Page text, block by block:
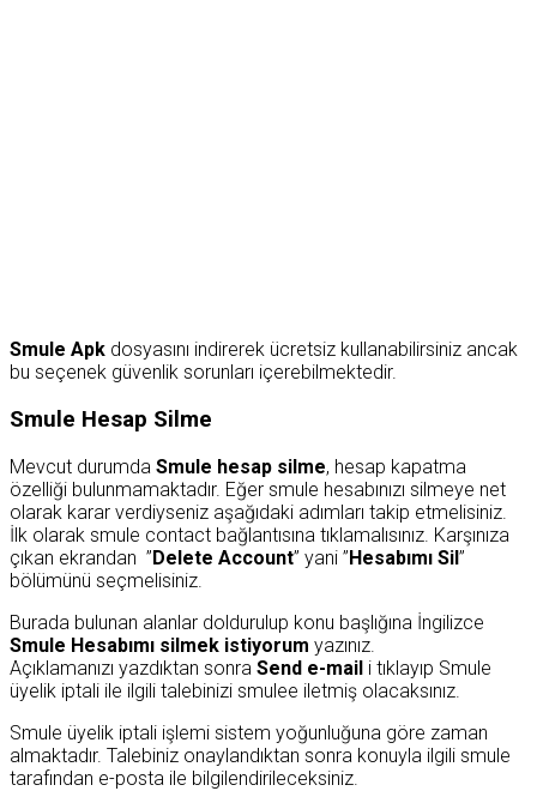
Smule Apk dosyasını indirerek ücretsiz kullanabilirsiniz ancak
bu seçenek güvenlik sorunları içerebilmektedir.
Smule Hesap Silme
Mevcut durumda Smule hesap silme, hesap kapatma
özelliği bulunmamaktadır. Eğer smule hesabınızı silmeye net
olarak karar verdiyseniz aşağıdaki adımları takip etmelisiniz.
İlk olarak smule contact bağlantısına tıklamalısınız. Karşınıza
çıkan ekrandan ”Delete Account” yani ”Hesabımı Sil”
bölümünü seçmelisiniz.
Burada bulunan alanlar doldurulup konu başlığına İngilizce
Smule Hesabımı silmek istiyorum yazınız.
Açıklamanızı yazdıktan sonra Send e-mail i tıklayıp Smule
üyelik iptali ile ilgili talebinizi smulee iletmiş olacaksınız.
Smule üyelik iptali işlemi sistem yoğunluğuna göre zaman
almaktadır. Talebiniz onaylandıktan sonra konuyla ilgili smule
tarafından e-posta ile bilgilendirileceksiniz.